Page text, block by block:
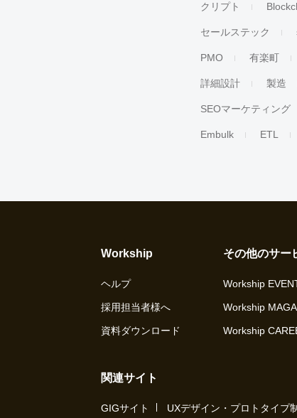
クリプト
セールステック
PMO 有楽町
詳細設計 製造
SEOマーケティング
Embulk ETL
Workship
ヘルプ
採用担当者様へ
資料ダウンロード
その他のサー
Workship
Workship
Workship
関連サイト
GIGサイト UXデザイン・プロトタイプ